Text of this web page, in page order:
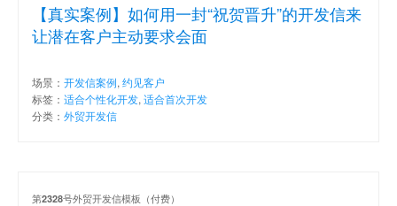
【真实案例】如何用一封“祝贺晋升”的开发信来
让潜在客户主动要求会面
场景： 开发信案例, 约见客户
标签： 适合个性化开发, 适合首次开发
分类： 外贸开发信
第2328号外贸开发信模板（付费）